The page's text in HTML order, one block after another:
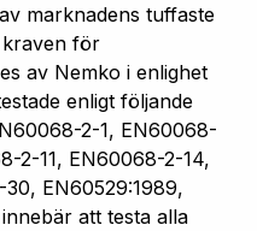
marknadens tuffaste
kraven för
av Nemko i enlighet
enligt följande
2-1, EN60068-
2-11, EN60068-2-14,
EN60529:1989,
att testa alla